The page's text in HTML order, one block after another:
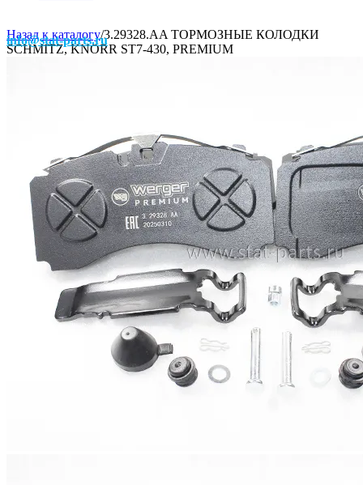
info@stat-parts.ru
Назад к каталогу/3.29328.AA ТОРМОЗНЫЕ КОЛОДКИ
SCHMITZ, KNORR ST7-430, PREMIUM